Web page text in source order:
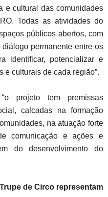
e cultural das comunidades
Todas as atividades do
públicos abertos, com
permanente entre os
identificar, potencializar e
e culturais de cada região”.
projeto tem premissas
calcadas na formação
na atuação forte
comunicação e ações e
do desenvolvimento do
de Circo representam